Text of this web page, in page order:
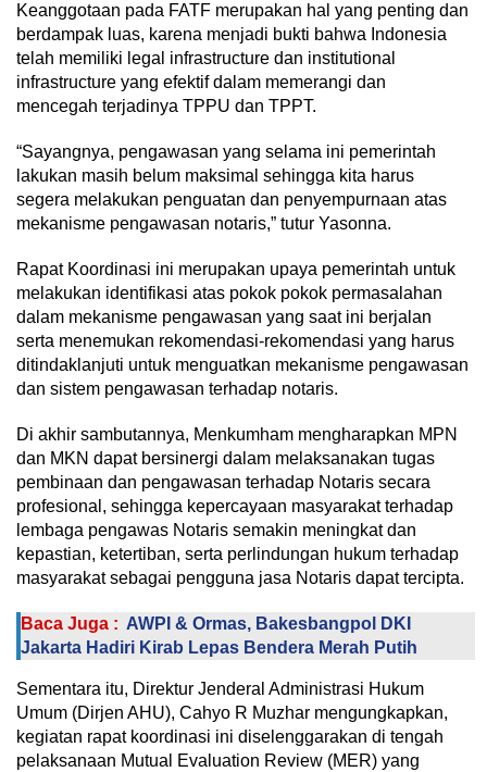
Keanggotaan pada FATF merupakan hal yang penting dan
berdampak luas, karena menjadi bukti bahwa Indonesia
telah memiliki legal infrastructure dan institutional
infrastructure yang efektif dalam memerangi dan
mencegah terjadinya TPPU dan TPPT.
“Sayangnya, pengawasan yang selama ini pemerintah
lakukan masih belum maksimal sehingga kita harus
segera melakukan penguatan dan penyempurnaan atas
mekanisme pengawasan notaris,” tutur Yasonna.
Rapat Koordinasi ini merupakan upaya pemerintah untuk
melakukan identifikasi atas pokok pokok permasalahan
dalam mekanisme pengawasan yang saat ini berjalan
serta menemukan rekomendasi-rekomendasi yang harus
ditindaklanjuti untuk menguatkan mekanisme pengawasan
dan sistem pengawasan terhadap notaris.
Di akhir sambutannya, Menkumham mengharapkan MPN
dan MKN dapat bersinergi dalam melaksanakan tugas
pembinaan dan pengawasan terhadap Notaris secara
profesional, sehingga kepercayaan masyarakat terhadap
lembaga pengawas Notaris semakin meningkat dan
kepastian, ketertiban, serta perlindungan hukum terhadap
masyarakat sebagai pengguna jasa Notaris dapat tercipta.
Baca Juga : AWPI & Ormas, Bakesbangpol DKI
Jakarta Hadiri Kirab Lepas Bendera Merah Putih
Sementara itu, Direktur Jenderal Administrasi Hukum
Umum (Dirjen AHU), Cahyo R Muzhar mengungkapkan,
kegiatan rapat koordinasi ini diselenggarakan di tengah
pelaksanaan Mutual Evaluation Review (MER) yang